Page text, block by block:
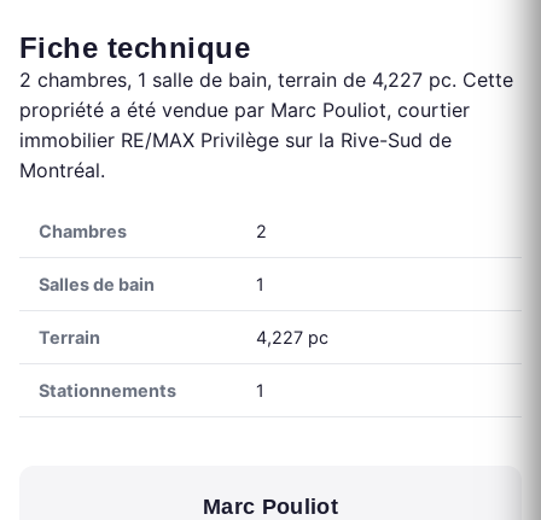
Fiche technique
2 chambres, 1 salle de bain, terrain de 4,227 pc. Cette
propriété a été vendue par Marc Pouliot, courtier
immobilier RE/MAX Privilège sur la Rive-Sud de
Montréal.
Chambres 2
Salles de bain 1
Terrain 4,227 pc
Stationnements 1
Marc Pouliot